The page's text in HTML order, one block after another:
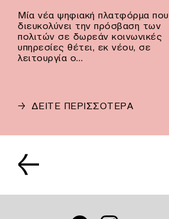
Μία νέα ψηφιακή πλατφόρμα που
διευκολύνει την πρόσβαση των
πολιτών σε δωρεάν κοινωνικές
υπηρεσίες θέτει, εκ νέου, σε
λειτουργία ο…
→ ΔΕΙΤΕ ΠΕΡΙΣΣΟΤΕΡΑ
←